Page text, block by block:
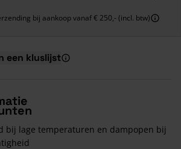
bij aankoop vanaf € 250,- (incl. btw)
een kluslijst
bij lage temperaturen en dampopen bij